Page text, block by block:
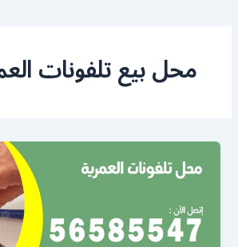
محل بيع تلفونات